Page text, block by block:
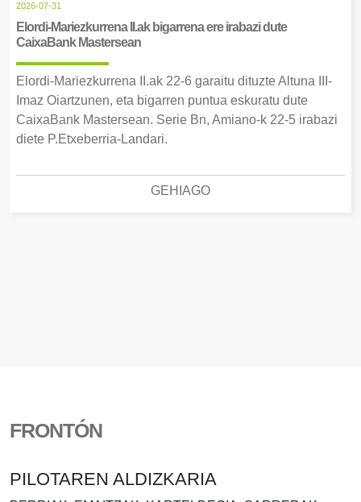
2026-07-31
Elordi-Mariezkurrena II.ak bigarrena ere irabazi dute
CaixaBank Mastersean
Elordi-Mariezkurrena II.ak 22-6 garaitu dituzte Altuna III-
Imaz Oiartzunen, eta bigarren puntua eskuratu dute
CaixaBank Mastersean. Serie Bn, Amiano-k 22-5 irabazi
diete P.Etxeberria-Landari.
GEHIAGO
FRONTÓN
PILOTAREN ALDIZKARIA